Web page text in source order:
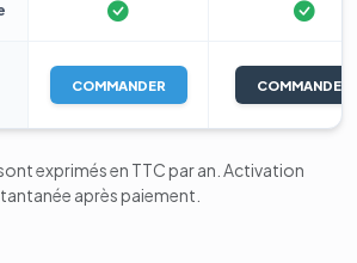
COMMANDER COMMANDER
exprimés en TTC par an. Activation
après paiement.